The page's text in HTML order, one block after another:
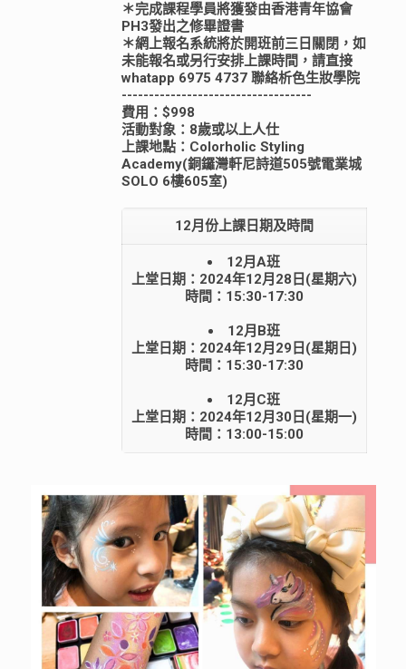
＊完成課程學員將獲發由香港青年協會
PH3發出之修畢證書
＊網上報名系統將於開班前三日關閉，如
未能報名或另行安排上課時間，請直接
whatapp 6975 4737 聯絡析色生妝學院
-----------------------------------
費用：$998
活動對象：8歲或以上人仕
上課地點：Colorholic Styling
Academy(銅鑼灣軒尼詩道505號電業城
SOLO 6樓605室)
12月份上課日期及時間
12月A班
上堂日期：2024年12月28日(星期六)
時間：15:30-17:30
12月B班
上堂日期：2024年12月29日(星期日)
時間：15:30-17:30
12月C班
上堂日期：2024年12月30日(星期一)
時間：13:00-15:00